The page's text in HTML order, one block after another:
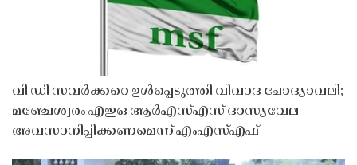
വി ഡി സവർക്കറെ ഉൾപ്പെടുത്തി വിവാദ ചോദ്യാവലി;
മഞ്ചേശ്വരം എഇഒ ആർഎസ്എസ് ദാസ്യവേല
അവസാനിപ്പിക്കണമെന്ന് എംഎസ്എഫ്